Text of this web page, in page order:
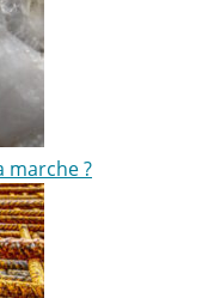
marche ?